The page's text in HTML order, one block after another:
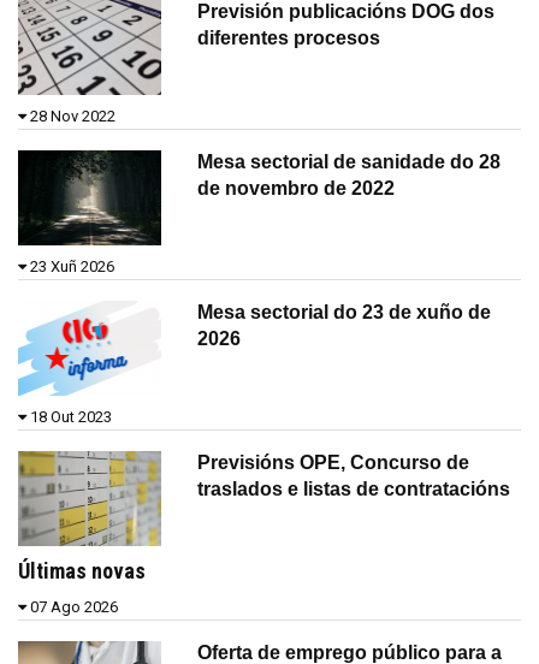
Previsión publicacións DOG dos
diferentes procesos
28 Nov 2022
Mesa sectorial de sanidade do 28
de novembro de 2022
23 Xuñ 2026
Mesa sectorial do 23 de xuño de
2026
18 Out 2023
Previsións OPE, Concurso de
traslados e listas de contratacións
Últimas novas
07 Ago 2026
Oferta de emprego público para a